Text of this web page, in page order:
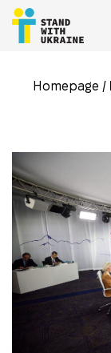
Homepage /